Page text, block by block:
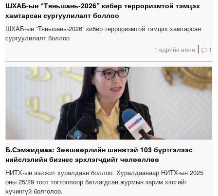
ШХАБ-ын “Тяньшань-2026” кибер терроризмтой тэмцэх
хамтарсан сургуулилалт боллоо
ШХАБ-ын “Тяньшань-2026” кибер терроризмтой тэмцэх хамтарсан
сургуулилалт боллоо
1 өдрийн өмнө 1
Б.Сэмжидмаа: Зөвшөөрлийн шинжтэй 103 бүртгэлээс
нийслэлийн бизнес эрхлэгчдийг чөлөөллөө
НИТХ-ын ээлжит хуралдаан боллоо. Хуралдаанаар НИТХ-ын 2025
оны 25/29 тоот тогтоолоор батлагдсан журмын зарим хэсгийг
хүчингүй болголоо.